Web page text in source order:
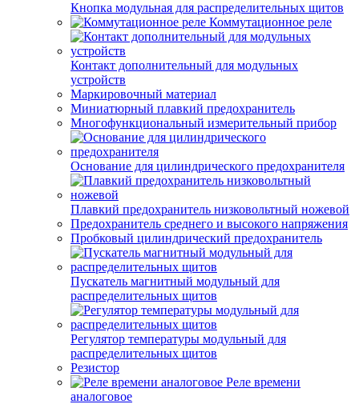
Кнопка модульная для распределительных щитов
Коммутационное реле
Контакт дополнительный для модульных
устройств
Маркировочный материал
Миниатюрный плавкий предохранитель
Многофункциональный измерительный прибор
Основание для цилиндрического предохранителя
Плавкий предохранитель низковольтный ножевой
Предохранитель среднего и высокого напряжения
Пробковый цилиндрический предохранитель
Пускатель магнитный модульный для
распределительных щитов
Регулятор температуры модульный для
распределительных щитов
Резистор
Реле времени
аналоговое